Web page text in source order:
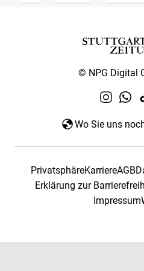
© NPG Digital
Wo Sie uns
PrivatsphäreKarriereAGB
Erklärung zur
Impressum